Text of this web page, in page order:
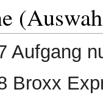
Aufgang
Broxx